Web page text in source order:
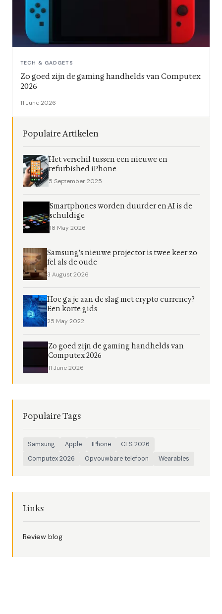
TECH & GADGETS
Zo goed zijn de gaming handhelds van Computex
2026
11 June 2026
Populaire Artikelen
Het verschil tussen een nieuwe en
refurbished iPhone
5 September 2025
Smartphones worden duurder en AI is de
schuldige
18 May 2026
Samsung's nieuwe projector is twee keer zo
fel als de oude
3 August 2026
Hoe ga je aan de slag met crypto currency?
Een korte gids
25 May 2022
Zo goed zijn de gaming handhelds van
Computex 2026
11 June 2026
Populaire Tags
Samsung Apple IPhone
CES 2026
Computex 2026
Opvouwbare telefoon Wearables
Links
Review blog